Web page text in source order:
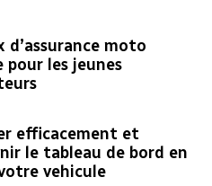
d’assurance moto
pour les jeunes
efficacement et
le tableau de bord en
vehicule